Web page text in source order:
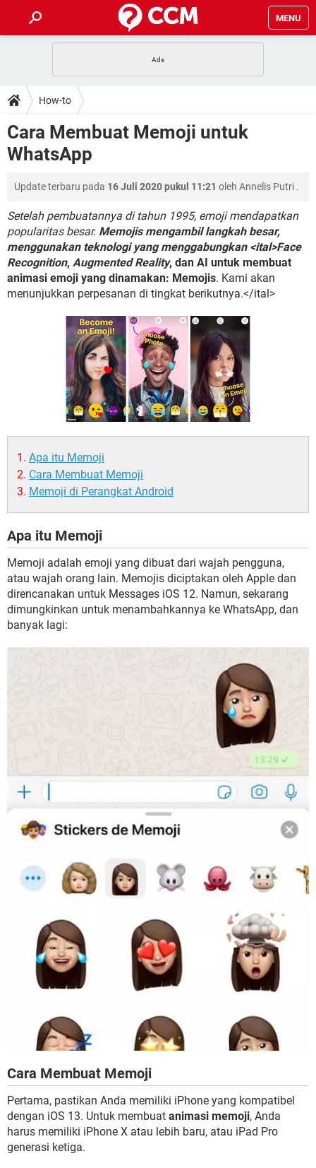
MENU
APLIKASI NONTON FILM & SERI
BUAT AKUN TIKTOK APLIKASI VIDEO-CALL
HOW-TO
SAFE MODE ANDROID
KODE RAHASIA NETFLIX
DOWNLOAD
ADOBE PREMIERE PRO
FORUM
Lupa Password Gmail WiFi Tidak Berfungsi
Reset Akun Facebook yang di-Hack
Front Office dan Back Office OOP - Data Enkapsulasi
Jenis-jenis Network atau Jaringan
How-to
Cara Membuat Memoji untuk
WhatsApp
Update terbaru pada 16 Juli 2020 pukul 11:21 oleh Annelis Putri .
Setelah pembuatannya di tahun 1995, emoji mendapatkan
popularitas besar. Memojis mengambil langkah besar,
menggunakan teknologi yang menggabungkan <ital>Face
Recognition, Augmented Reality, dan AI untuk membuat
animasi emoji yang dinamakan: Memojis. Kami akan
menunjukkan perpesanan di tingkat berikutnya.</ital>
Apa itu Memoji
Cara Membuat Memoji
Memoji di Perangkat Android
Apa itu Memoji
Memoji adalah emoji yang dibuat dari wajah pengguna,
atau wajah orang lain. Memojis diciptakan oleh Apple dan
direncanakan untuk Messages iOS 12. Namun, sekarang
dimungkinkan untuk menambahkannya ke WhatsApp, dan
banyak lagi:
Cara Membuat Memoji
Pertama, pastikan Anda memiliki iPhone yang kompatibel
dengan iOS 13. Untuk membuat animasi memoji, Anda
harus memiliki iPhone X atau lebih baru, atau iPad Pro
generasi ketiga.